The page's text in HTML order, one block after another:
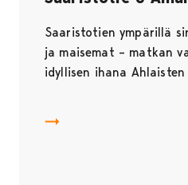
Saaristotien ympärillä
ja maisemat – matkan
idyllisen ihana Ahlaisten
Saaristotie & Ahlainen